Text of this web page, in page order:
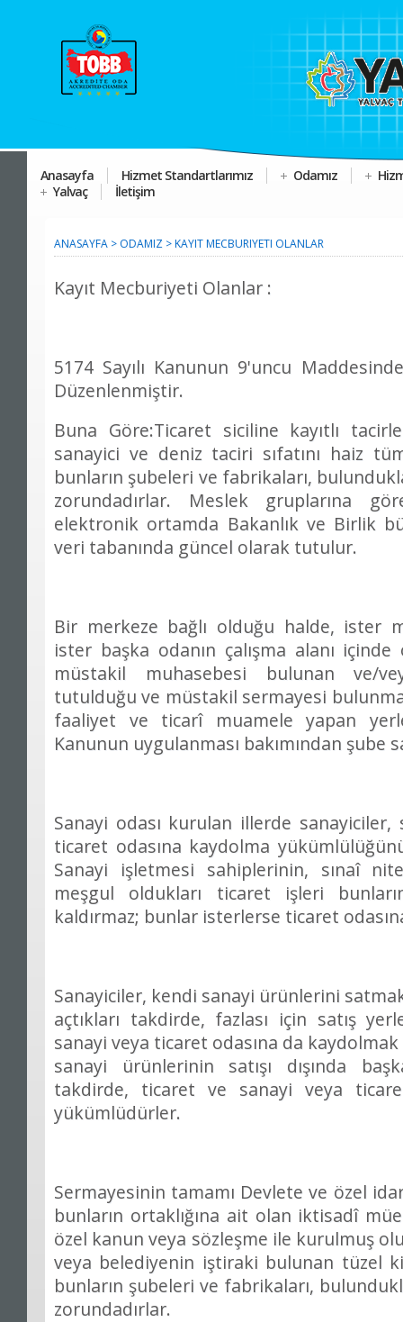
Anasayfa Hizmet Standartlarımız Odamız
Yalvaç
İletişim
ANASAYFA > ODAMIZ >KAYIT MECBURIYETI OLANLAR
Kayıt Mecburiyeti Olanlar :
5174 Sayılı Kanunun 9'uncu
Düzenlenmiştir.
Buna Göre:Ticaret siciline kayıtlı
sanayici ve deniz taciri sıfatını haiz
bunların şubeleri ve fabrikaları,
zorundadırlar. Meslek gruplarına
elektronik ortamda Bakanlık ve Birlik
veri tabanında güncel olarak tutulur.
Bir merkeze bağlı olduğu halde, ister
ister başka odanın çalışma alanı
müstakil muhasebesi bulunan ve/
tutulduğu ve müstakil sermayesi
faaliyet ve ticarî muamele yapan
Kanunun uygulanması bakımından şube
Sanayi odası kurulan illerde sanayiciler,
ticaret odasına kaydolma
Sanayi işletmesi sahiplerinin, sınaî
meşgul oldukları ticaret işleri
kaldırmaz; bunlar isterlerse ticaret
Sanayiciler, kendi sanayi ürünlerini
açtıkları takdirde, fazlası için satış
sanayi veya ticaret odasına da
sanayi ürünlerinin satışı dışında
takdirde, ticaret ve sanayi veya
yükümlüdürler.
Sermayesinin tamamı Devlete ve özel
bunların ortaklığına ait olan iktisadî
özel kanun veya sözleşme ile kurulmuş
veya belediyenin iştiraki bulunan tüzel
bunların şubeleri ve fabrikaları,
zorundadırlar.